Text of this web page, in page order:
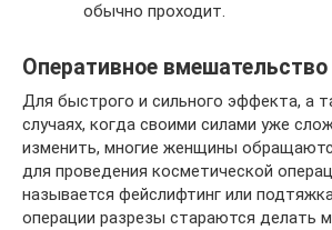
обычно проходит.
Оперативное вмешательство
Для быстрого и сильного эффекта, а
случаях, когда своими силами уже
изменить, многие женщины
для проведения косметической
называется фейслифтинг или
операции разрезы стараются делать